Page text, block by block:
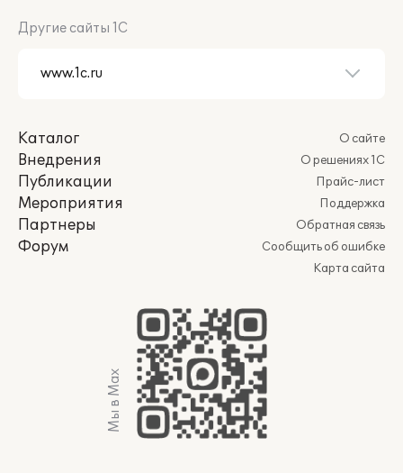
Другие сайты 1С
Каталог
Внедрения
Публикации
Мероприятия
Партнеры
Форум
О сайте
О решениях 1С
Прайс-лист
Поддержка
Обратная связь
Сообщить об ошибке
Карта сайта
Мы в Max